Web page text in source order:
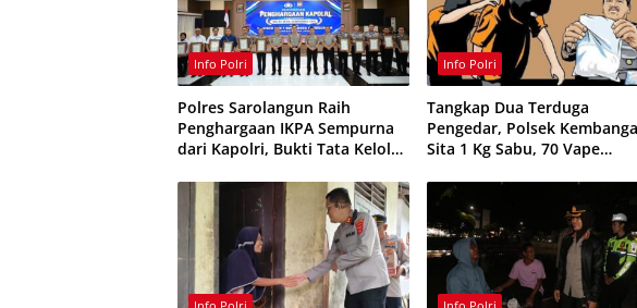
Info Polri
Polres Sarolangun Raih
Penghargaan IKPA Sempurna
dari Kapolri, Bukti Tata Kelola
Info Polri
Tangkap Dua Terduga
Pengedar, Polsek
Sita 1 Kg Sabu, 70 Vape
Obat Keras